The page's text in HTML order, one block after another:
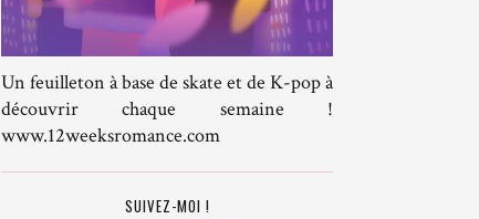
Un feuilleton à base de skate et de K-pop à
découvrir chaque semaine !
www.12weeksromance.com
SUIVEZ-MOI !